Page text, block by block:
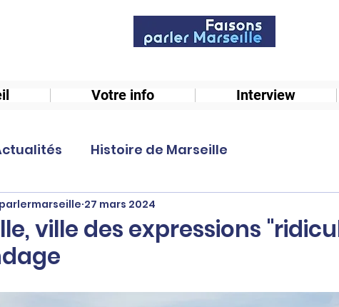
Histoire de Marseille
ville des expressions
27 mars 2024
Votre info Interview